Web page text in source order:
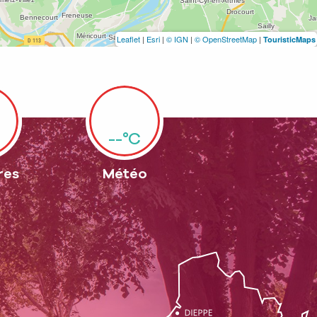
Leaflet | Esri | © IGN | © OpenStreetMap | TouristicMaps
--°C
Météo